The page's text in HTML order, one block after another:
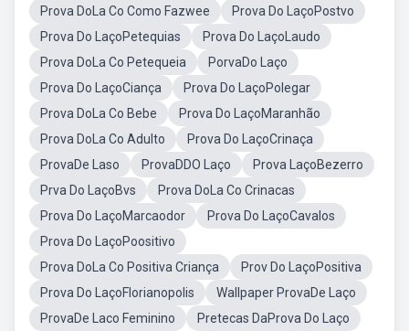
Prova DoLa Co Como Fazwee
Prova Do LaçoPostvo
Prova Do LaçoPetequias
Prova Do LaçoLaudo
Prova DoLa Co Petequeia
PorvaDo Laço
Prova Do LaçoCiança
Prova Do LaçoPolegar
Prova DoLa Co Bebe
Prova Do LaçoMaranhão
Prova DoLa Co Adulto
Prova Do LaçoCrinaça
ProvaDe Laso
ProvaDDO Laço
Prova LaçoBezerro
Prva Do LaçoBvs
Prova DoLa Co Crinacas
Prova Do LaçoMarcaodor
Prova Do LaçoCavalos
Prova Do LaçoPoositivo
Prova DoLa Co Positiva Criança
Prov Do LaçoPositiva
Prova Do LaçoFlorianopolis
Wallpaper ProvaDe Laço
ProvaDe Laco Feminino
Pretecas DaProva Do Laço